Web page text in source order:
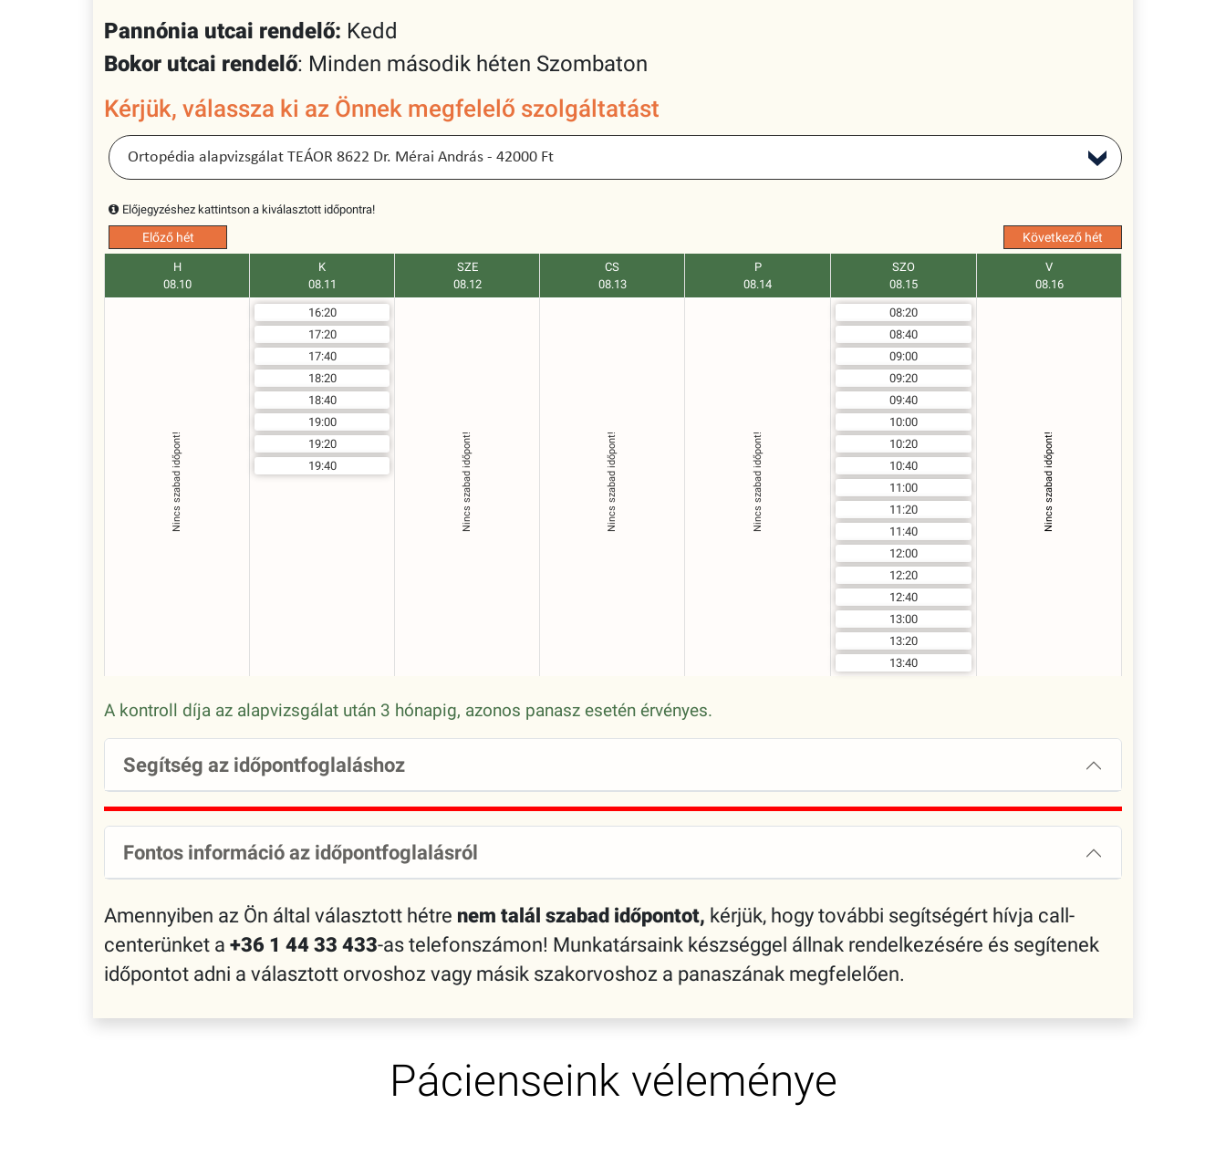
Pannónia utcai rendelő: Kedd
Bokor utcai rendelő: Minden második héten Szombaton
Kérjük, válassza ki az Önnek megfelelő szolgáltatást
Előjegyzéshez kattintson a kiválasztott időpontra!
Előző hét Következő hét
H
08.10
Nincs szabad időpont!
K
08.11
16:20
17:20
17:40
18:20
18:40
19:00
19:20
19:40
SZE
08.12
Nincs szabad időpont!
CS
08.13
Nincs szabad időpont!
P
08.14
Nincs szabad időpont!
SZO
08.15
08:20
08:40
09:00
09:20
09:40
10:00
10:20
10:40
11:00
11:20
11:40
12:00
12:20
12:40
13:00
13:20
13:40
V
08.16
Nincs szabad időpont!
A kontroll díja az alapvizsgálat után 3 hónapig, azonos panasz esetén érvényes.
Segítség az időpontfoglaláshoz
Fontos információ az időpontfoglalásról
Amennyiben az Ön által választott hétre nem talál szabad időpontot, kérjük, hogy további segítségért hívja call-
centerünket a +36 1 44 33 433-as telefonszámon! Munkatársaink készséggel állnak rendelkezésére és segítenek
időpontot adni a választott orvoshoz vagy másik szakorvoshoz a panaszának megfelelően.
Pácienseink véleménye